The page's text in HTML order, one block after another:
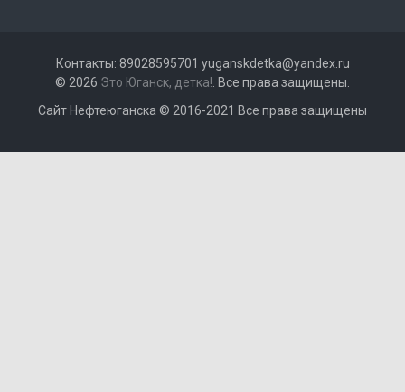
Контакты: 89028595701 yuganskdetka@yandex.ru
© 2026 Это Юганск, детка! . Все права защищены.
Сайт Нефтеюганска © 2016-2021 Все права защищены